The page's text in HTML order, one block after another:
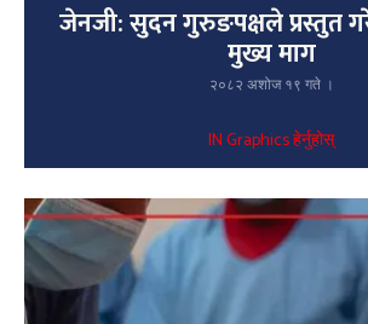
जेनजी: सुदन गुरुङपक्षले प्रस्तुत
मुख्य माग
२०८२ अशोज १९ गते ।
IN Graphics हेर्नुहोस्